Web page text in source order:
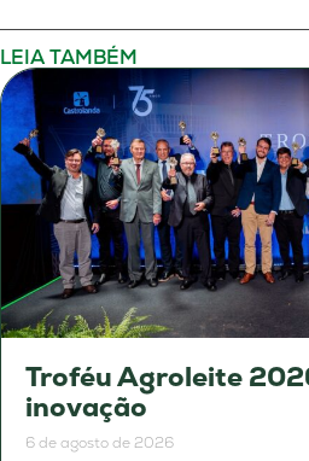
LEIA TAMBÉM
Troféu Agroleite
inovação
6 de agosto de 2026